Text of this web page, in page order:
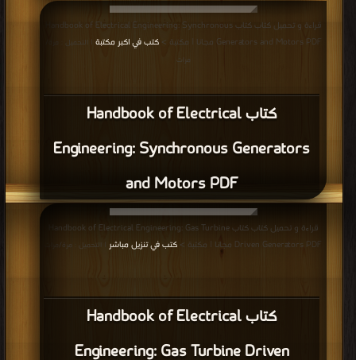
كتاب Handbook of Electrical
Engineering: Synchronous Generators
and Motors PDF
قراءة و تحميل كتاب كتاب Handbook of Electrical Engineering: Synchronous
Generators and Motors PDF مجانا | مكتبة >
كتب في اكبر مكتبة
| التحميل : مرة/
مرات
كتاب Handbook of Electrical
Engineering: Gas Turbine Driven
قراءة و تحميل كتاب كتاب Handbook of Electrical Engineering: Gas Turbine
Driven Generators PDF مجانا | مكتبة >
كتب في تنزيل مباشر | التحميل : مرة/مرات